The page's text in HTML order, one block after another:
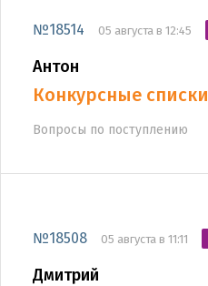
№18514 05 августа в 12:45
Антон
Конкурсные списки
Вопросы по поступлению
№18508 05 августа в 11:11
Дмитрий